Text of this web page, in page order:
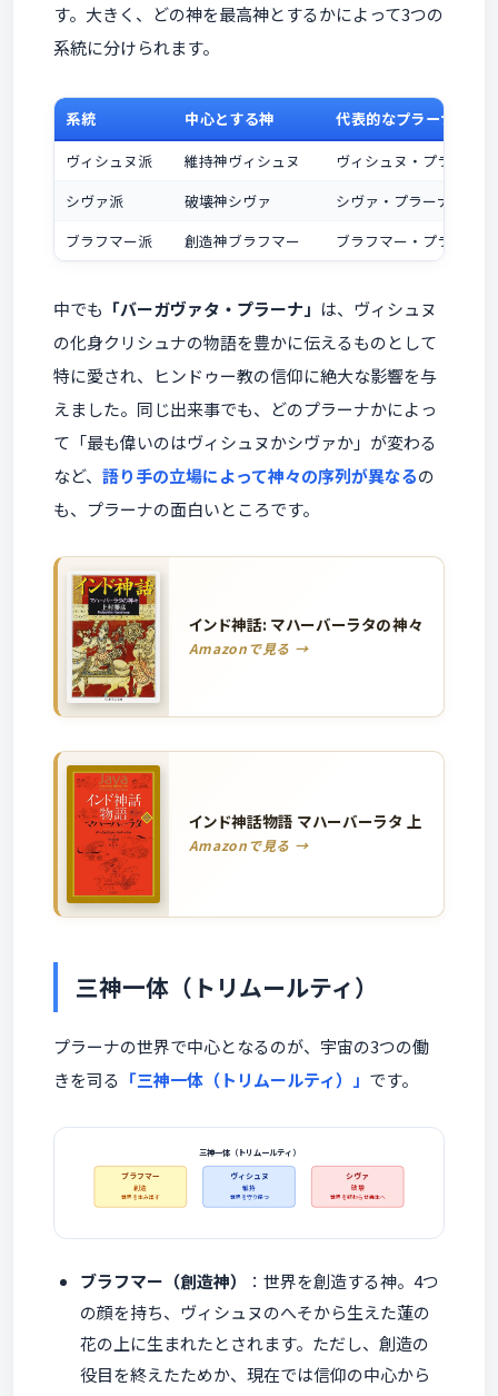
す。大きく、どの神を最高神とするかによって3つの
系統に分けられます。
系統 中心とする神
代表的なプラーナ
ヴィシュヌ派
維持神ヴィシュヌ
ヴィシュヌ・プラーナ
シヴァ派
破壊神シヴァ
シヴァ・プラーナ、リ
ブラフマー派
創造神ブラフマー ブラフマー・プラーナ
中でも 「バーガヴァタ・プラーナ」 は、ヴィシュヌ
の化身クリシュナの物語を豊かに伝えるものとして
特に愛され、ヒンドゥー教の信仰に絶大な影響を与
えました。同じ出来事でも、どのプラーナかによっ
て「最も偉いのはヴィシュヌかシヴァか」が変わる
など、 語り手の立場によって神々の序列が異なるの
も、プラーナの面白いところです。
インド神話: マハーバーラタの神々
Amazonで見る →
インド神話物語 マハーバーラタ 上
Amazonで見る →
三神一体（トリムールティ）
プラーナの世界で中心となるのが、宇宙の3つの働
きを司る 「三神一体（トリムールティ）」 です。
三神一体（トリムールティ）
ブラフマー
創造
世界を生み出す
ヴィシュヌ
維持
世界を守り保つ
シヴァ
破壊
世界を終わらせ再生へ
ブラフマー（創造神）
：世界を創造する神。4つ
の顔を持ち、ヴィシュヌのへそから生えた蓮の
花の上に生まれたとされます。ただし、創造の
役目を終えたためか、現在では信仰の中心から